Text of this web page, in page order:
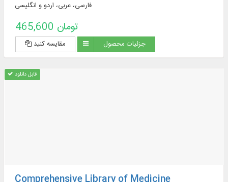
فارسی، عربی، اردو و انگلیسی
465,600 تومان
مقایسه کنید جزئیات محصول
قابل دانلود